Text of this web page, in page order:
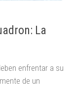
La
enfrentar a su
de un